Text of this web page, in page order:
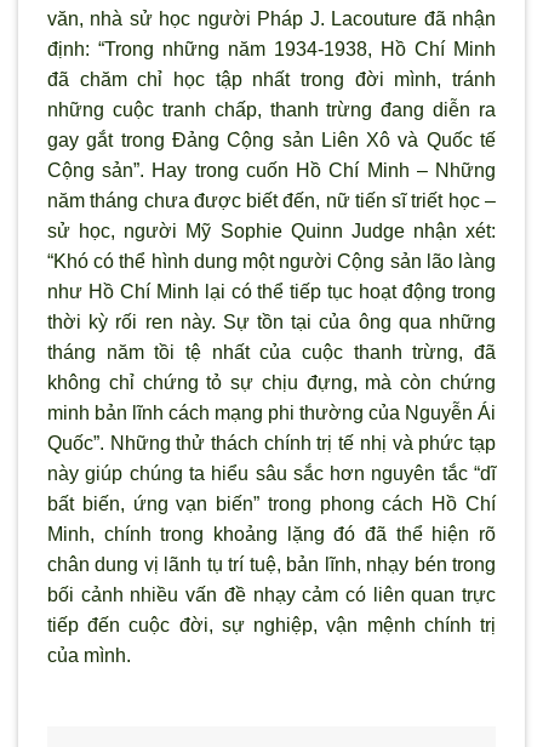
văn, nhà sử học người Pháp J. Lacouture đã nhận
định: “Trong những năm 1934-1938, Hồ Chí Minh
đã chăm chỉ học tập nhất trong đời mình, tránh
những cuộc tranh chấp, thanh trừng đang diễn ra
gay gắt trong Đảng Cộng sản Liên Xô và Quốc tế
Cộng sản”. Hay trong cuốn Hồ Chí Minh – Những
năm tháng chưa được biết đến, nữ tiến sĩ triết học –
sử học, người Mỹ Sophie Quinn Judge nhận xét:
“Khó có thể hình dung một người Cộng sản lão làng
như Hồ Chí Minh lại có thể tiếp tục hoạt động trong
thời kỳ rối ren này. Sự tồn tại của ông qua những
tháng năm tồi tệ nhất của cuộc thanh trừng, đã
không chỉ chứng tỏ sự chịu đựng, mà còn chứng
minh bản lĩnh cách mạng phi thường của Nguyễn Ái
Quốc”. Những thử thách chính trị tế nhị và phức tạp
này giúp chúng ta hiểu sâu sắc hơn nguyên tắc “dĩ
bất biến, ứng vạn biến” trong phong cách Hồ Chí
Minh, chính trong khoảng lặng đó đã thể hiện rõ
chân dung vị lãnh tụ trí tuệ, bản lĩnh, nhạy bén trong
bối cảnh nhiều vấn đề nhạy cảm có liên quan trực
tiếp đến cuộc đời, sự nghiệp, vận mệnh chính trị
của mình.